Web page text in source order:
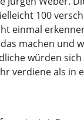
100
einmal
machen und
würden
verdiene als in